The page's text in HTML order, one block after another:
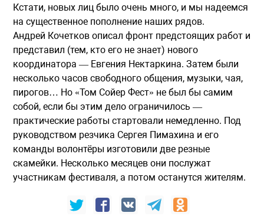
Кстати, новых лиц было очень много, и мы надеемся
на существенное пополнение наших рядов.
Андрей Кочетков описал фронт предстоящих работ и
представил (тем, кто его не знает) нового
координатора — Евгения Нектаркина. Затем были
несколько часов свободного общения, музыки, чая,
пирогов… Но «Том Сойер Фест» не был бы самим
собой, если бы этим дело ограничилось —
практические работы стартовали немедленно. Под
руководством резчика Сергея Пимахина и его
команды волонтёры изготовили две резные
скамейки. Несколько месяцев они послужат
участникам фестиваля, а потом останутся жителям.